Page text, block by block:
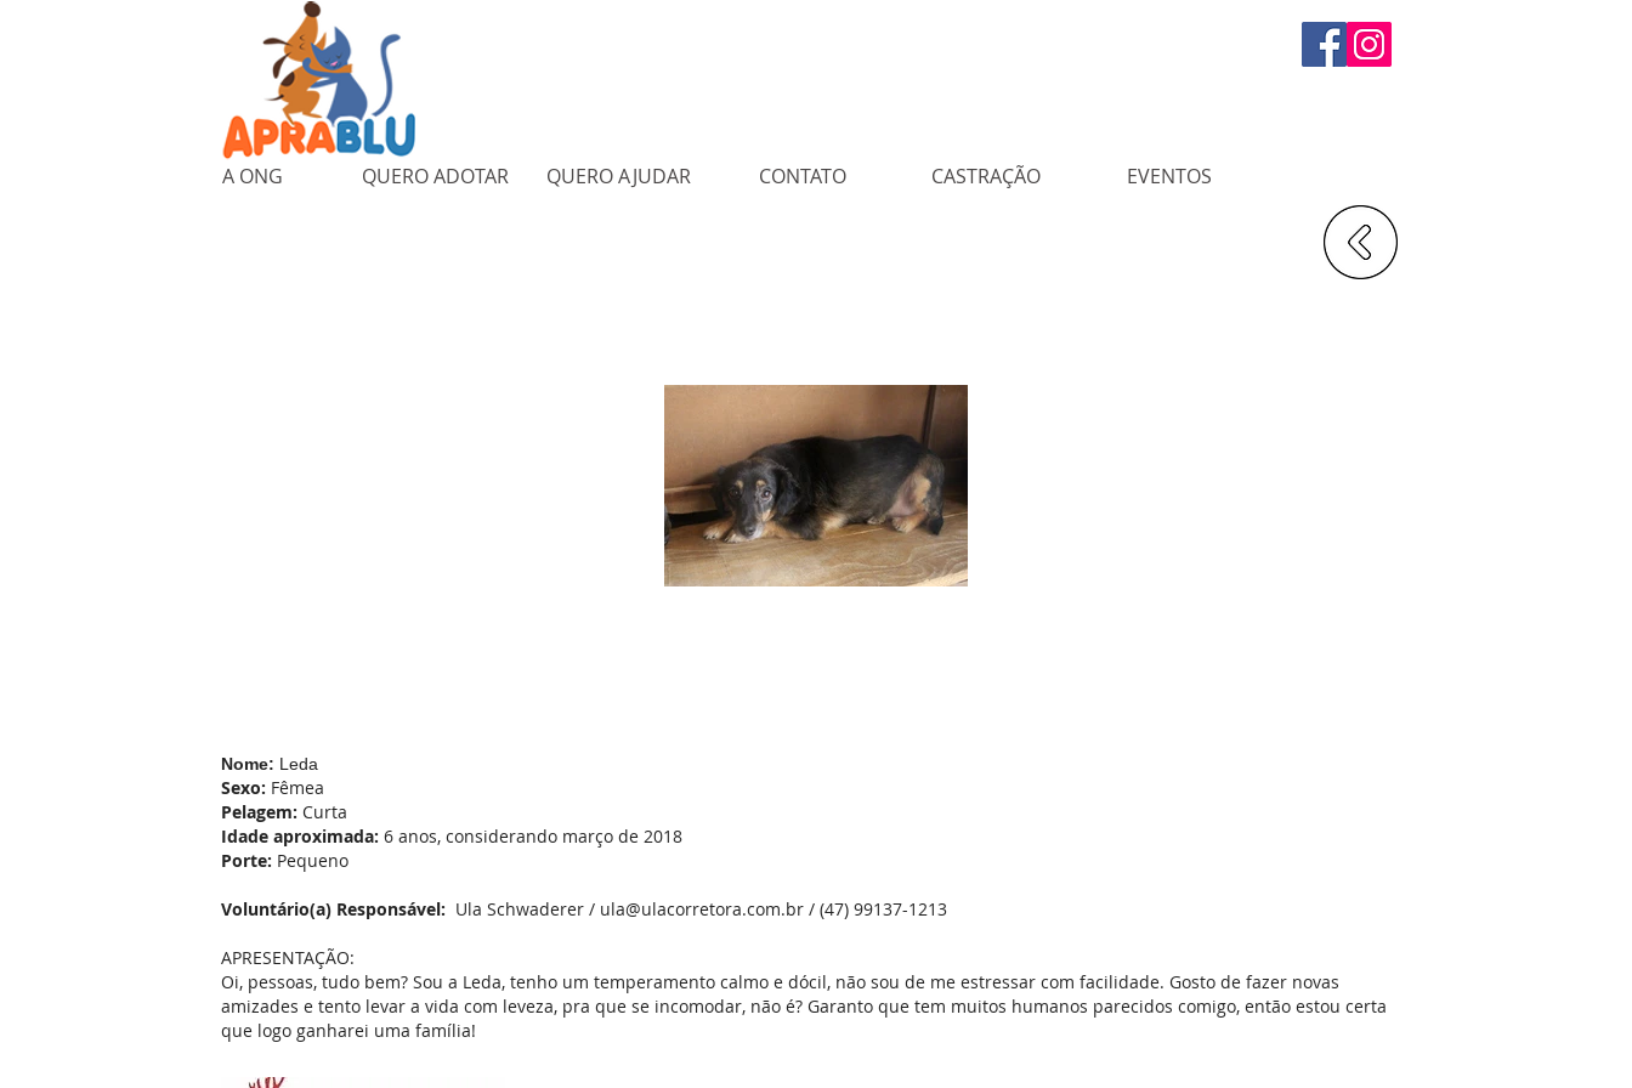
A ONG QUERO ADOTAR QUERO AJUDAR CONTATO CASTRAÇÃO EVENTOS
Nome: Leda
Sexo: Fêmea
Pelagem: Curta
Idade aproximada: 6 anos, considerando março de 2018
Porte: Pequeno
Voluntário(a) Responsável: Ula Schwaderer / ula@ulacorretora.com.br / (47) 99137-1213
APRESENTAÇÃO:
Oi, pessoas, tudo bem? Sou a Leda, tenho um temperamento calmo e dócil, não sou de me estressar com facilidade. Gosto de fazer novas
amizades e tento levar a vida com leveza, pra que se incomodar, não é? Garanto que tem muitos humanos parecidos comigo, então estou certa
que logo ganharei uma família!